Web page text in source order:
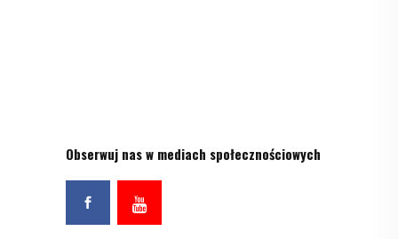
Obserwuj nas w mediach społecznościowych